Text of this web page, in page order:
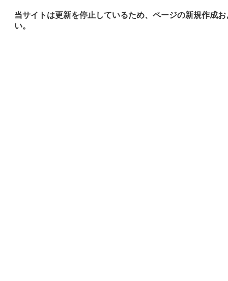
当サイトは更新を停止しているため、ページの新規作成
い。